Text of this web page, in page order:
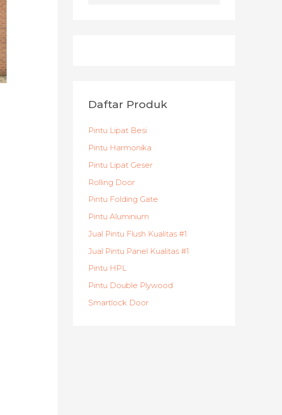
Daftar Produk
Pintu Lipat Besi
Pintu Harmonika
Pintu Lipat Geser
Rolling Door
Pintu Folding Gate
Pintu Aluminium
Jual Pintu Flush Kualitas #1
Jual Pintu Panel Kualitas #1
Pintu HPL
Pintu Double Plywood
Smartlock Door